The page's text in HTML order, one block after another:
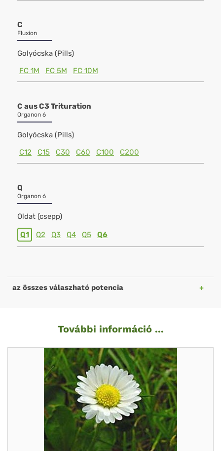
C
Fluxion
Golyócska (Pills)
FC 1M
FC 5M FC 10M
C aus C3 Trituration
Organon 6
Golyócska (Pills)
C12
C15 C30 C60 C100 C200
Q
Organon 6
Oldat (csepp)
Q1 Q2 Q3 Q4 Q5 Q6
az összes válaszható potencia
További információ ...